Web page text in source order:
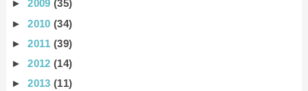
►2009(35)
►2010(34)
►2011(39)
►2012(14)
►2013(11)